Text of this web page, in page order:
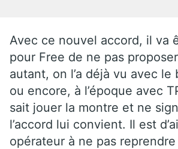
Avec ce nouvel accord, il va
pour Free de ne pas
autant, on l’a déjà vu avec le
ou encore, à l’époque avec
sait jouer la montre et ne
l’accord lui convient. Il est
opérateur à ne pas